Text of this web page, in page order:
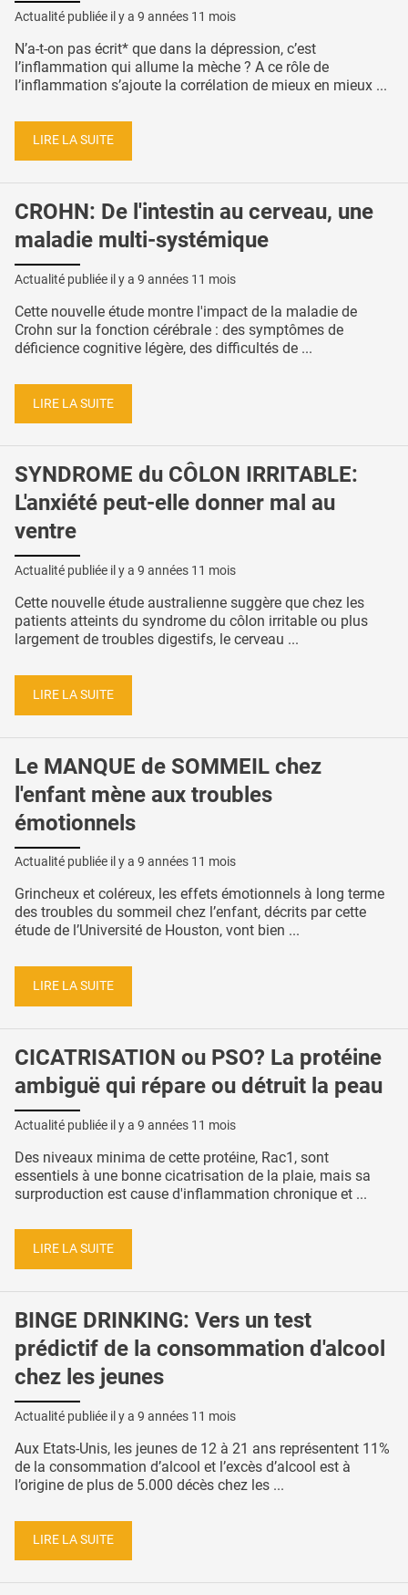
Actualité publiée il y a 9 années 11 mois
N’a-t-on pas écrit* que dans la dépression, c’est
l’inflammation qui allume la mèche ? A ce rôle de
l’inflammation s’ajoute la corrélation de mieux en mieux ...
LIRE LA SUITE
CROHN: De l'intestin au cerveau, une
maladie multi-systémique
Actualité publiée il y a 9 années 11 mois
Cette nouvelle étude montre l'impact de la maladie de
Crohn sur la fonction cérébrale : des symptômes de
déficience cognitive légère, des difficultés de ...
LIRE LA SUITE
SYNDROME du CÔLON IRRITABLE:
L'anxiété peut-elle donner mal au
ventre
Actualité publiée il y a 9 années 11 mois
Cette nouvelle étude australienne suggère que chez les
patients atteints du syndrome du côlon irritable ou plus
largement de troubles digestifs, le cerveau ...
LIRE LA SUITE
Le MANQUE de SOMMEIL chez
l'enfant mène aux troubles
émotionnels
Actualité publiée il y a 9 années 11 mois
Grincheux et coléreux, les effets émotionnels à long terme
des troubles du sommeil chez l’enfant, décrits par cette
étude de l’Université de Houston, vont bien ...
LIRE LA SUITE
CICATRISATION ou PSO? La protéine
ambiguë qui répare ou détruit la peau
Actualité publiée il y a 9 années 11 mois
Des niveaux minima de cette protéine, Rac1, sont
essentiels à une bonne cicatrisation de la plaie, mais sa
surproduction est cause d'inflammation chronique et ...
LIRE LA SUITE
BINGE DRINKING: Vers un test
prédictif de la consommation d'alcool
chez les jeunes
Actualité publiée il y a 9 années 11 mois
Aux Etats-Unis, les jeunes de 12 à 21 ans représentent 11%
de la consommation d’alcool et l’excès d’alcool est à
l’origine de plus de 5.000 décès chez les ...
LIRE LA SUITE